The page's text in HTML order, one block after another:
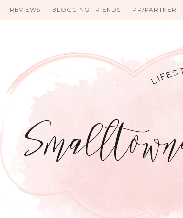
REVIEWS BLOGGING FRIENDS PR/PARTNER